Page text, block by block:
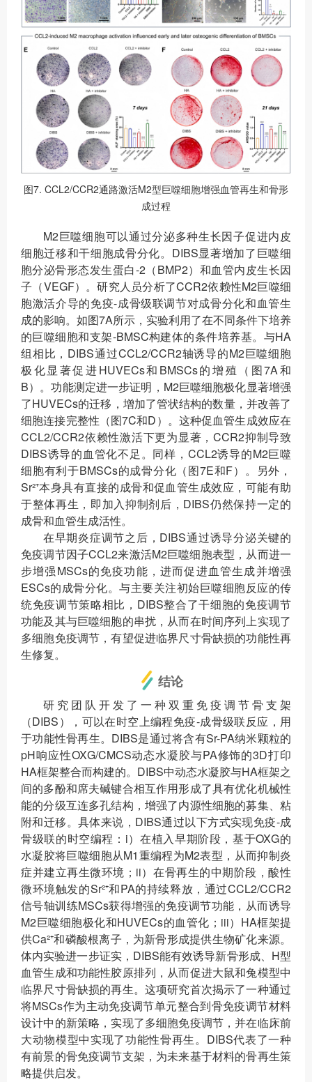
图7. CCL2/CCR2通路激活M2型巨噬细胞增强血管再生和骨形
成过程
M2巨噬细胞可以通过分泌多种生长因子促进内皮
细胞迁移和干细胞成骨分化。DIBS显著增加了巨噬细
胞分泌骨形态发生蛋白-2（BMP2）和血管内皮生长因
子（VEGF）。研究人员分析了CCR2依赖性M2巨噬细
胞激活介导的免疫-成骨级联调节对成骨分化和血管生
成的影响。如图7A所示，实验利用了在不同条件下培养
的巨噬细胞和支架-BMSC构建体的条件培养基。与HA
组相比，DIBS通过CCL2/CCR2轴诱导的M2巨噬细胞
极化显著促进HUVECs和BMSCs的增殖（图7A和
B）。功能测定进一步证明，M2巨噬细胞极化显著增强
了HUVECs的迁移，增加了管状结构的数量，并改善了
细胞连接完整性（图7C和D）。这种促血管生成效应在
CCL2/CCR2依赖性激活下更为显著，CCR2抑制导致
DIBS诱导的血管化不足。同样，CCL2诱导的M2巨噬
细胞有利于BMSCs的成骨分化（图7E和F）。另外，
Sr²⁺本身具有直接的成骨和促血管生成效应，可能有助
于整体再生，即加入抑制剂后，DIBS仍然保持一定的
成骨和血管生成活性。
在早期炎症调节之后，DIBS通过诱导分泌关键的
免疫调节因子CCL2来激活M2巨噬细胞表型，从而进一
步增强MSCs的免疫功能，进而促进血管生成并增强
ESCs的成骨分化。与主要关注初始巨噬细胞反应的传
统免疫调节策略相比，DIBS整合了干细胞的免疫调节
功能及其与巨噬细胞的串扰，从而在时间序列上实现了
多细胞免疫调节，有望促进临界尺寸骨缺损的功能性再
生修复。
结论
研究团队开发了一种双重免疫调节骨支架
（DIBS），可以在时空上编程免疫-成骨级联反应，用
于功能性骨再生。DIBS是通过将含有Sr-PA纳米颗粒的
pH响应性OXG/CMCS动态水凝胶与PA修饰的3D打印
HA框架整合而构建的。DIBS中动态水凝胶与HA框架之
间的多酚和席夫碱键合相互作用形成了具有优化机械性
能的分级互连多孔结构，增强了内源性细胞的募集、粘
附和迁移。具体来说，DIBS通过以下方式实现免疫-成
骨级联的时空编程：i）在植入早期阶段，基于OXG的
水凝胶将巨噬细胞从M1重编程为M2表型，从而抑制炎
症并建立再生微环境；ii）在骨再生的中期阶段，酸性
微环境触发的Sr²⁺和PA的持续释放，通过CCL2/CCR2
信号轴训练MSCs获得增强的免疫调节功能，从而诱导
M2巨噬细胞极化和HUVECs的血管化；iii）HA框架提
供Ca²⁺和磷酸根离子，为新骨形成提供生物矿化来源。
体内实验进一步证实，DIBS能有效诱导新骨形成、H型
血管生成和功能性胶原排列，从而促进大鼠和兔模型中
临界尺寸骨缺损的再生。这项研究首次揭示了一种通过
将MSCs作为主动免疫调节单元整合到骨免疫调节材料
设计中的新策略，实现了多细胞免疫调节，并在临床前
大动物模型中实现了功能性骨再生。DIBS代表了一种
有前景的骨免疫调节支架，为未来基于材料的骨再生策
略提供启发。